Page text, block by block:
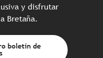
y disfrutar
Bretaña.
boletín de